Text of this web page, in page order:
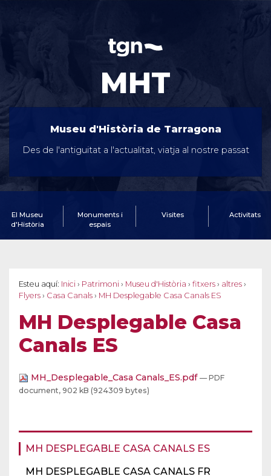
MHT
Museu d'Història de Tarragona
Des de l'antiguitat a l'actualitat, viatja al nostre passat
El Museu
d'Història
Monuments i
espais
Visites Activitats
Esteu aquí: Inici › Patrimoni › Museu d'Història › fitxers › altres ›
Flyers › Casa Canals › MH Desplegable Casa Canals ES
MH Desplegable Casa
Canals ES
MH DESPLEGABLE CASA CANALS ES
MH DESPLEGABLE CASA CANALS FR
MH_Desplegable_Casa Canals_ES.pdf — PDF
document, 902 kB (924309 bytes)